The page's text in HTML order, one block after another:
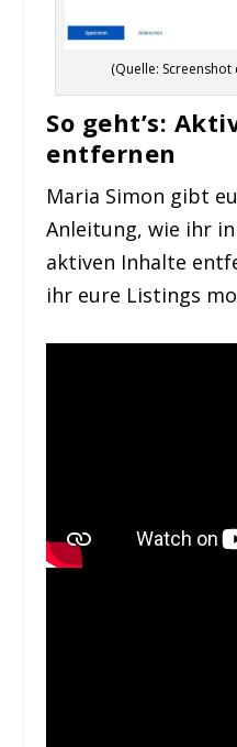
(Quelle:
So geht’s:
entfernen
Maria Simon gibt
Anleitung, wie ihr
aktiven Inhalte
ihr eure Listings